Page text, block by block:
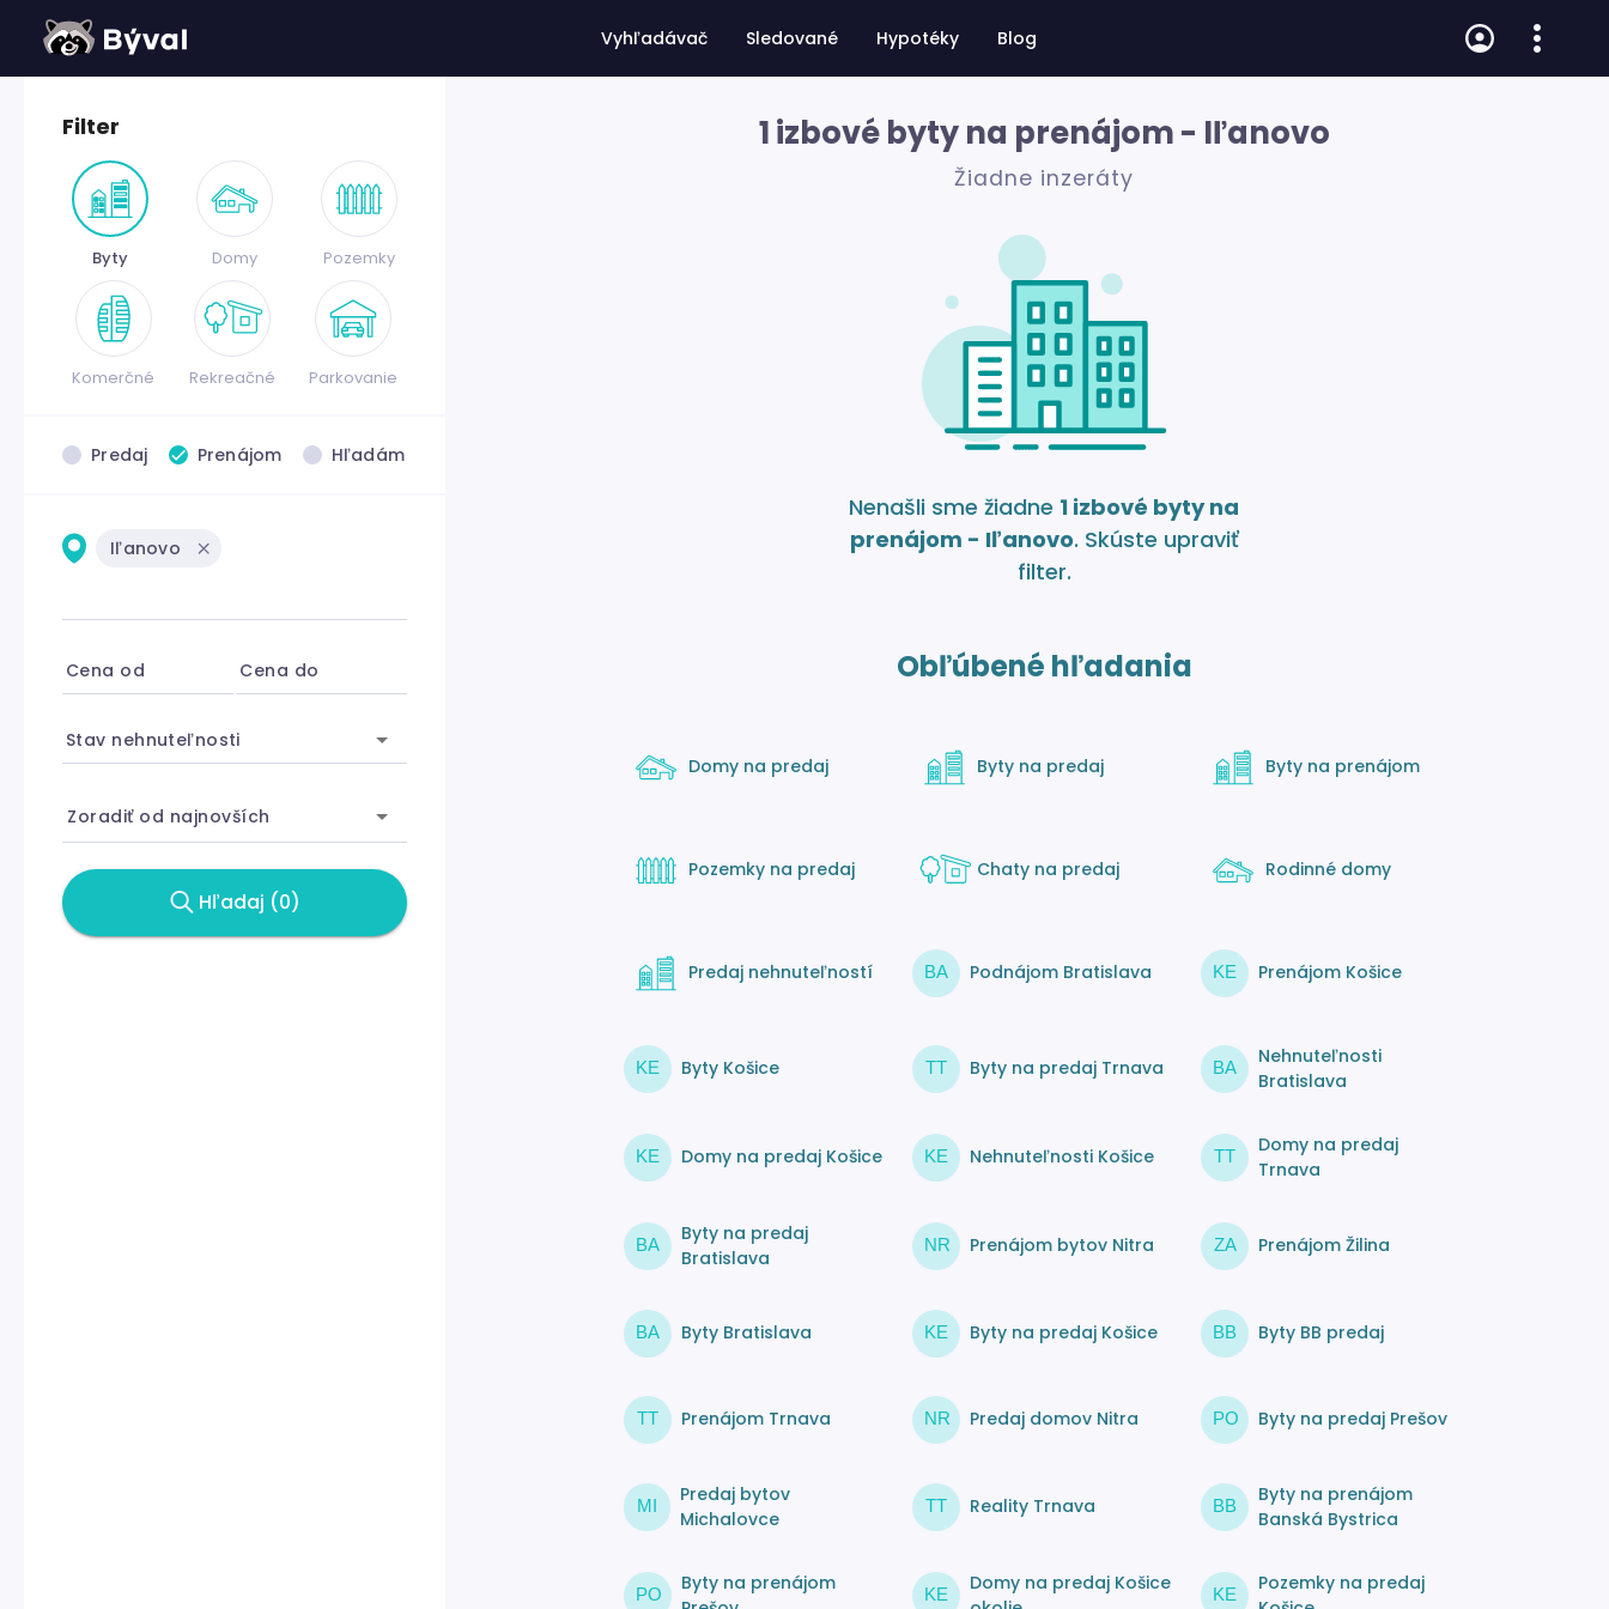
Vyhľadávač Sledované Hypotéky Blog
Filter
Byty Domy Pozemky
Komerčné Rekreačné Parkovanie
Predaj Prenájom Hľadám
Iľanovo
Cena od Cena do
Stav nehnuteľnosti
Zoradiť od najnovších
Hľadaj (0)
1 izbové byty na prenájom - Iľanovo
Žiadne inzeráty
Nenašli sme žiadne 1 izbové byty na
prenájom - Iľanovo. Skúste upraviť
filter.
Obľúbené hľadania
Domy na predaj Byty na predaj Byty na prenájom
Pozemky na predaj Chaty na predaj Rodinné domy
Predaj nehnuteľností BA Podnájom Bratislava KE Prenájom Košice
KE Byty Košice TT Byty na predaj Trnava BA
Nehnuteľnosti
Bratislava
KE Domy na predaj Košice KE Nehnuteľnosti Košice TT
Domy na predaj
Trnava
BA
Byty na predaj
Bratislava
NR Prenájom bytov Nitra ZA Prenájom Žilina
BA Byty Bratislava KE Byty na predaj Košice BB Byty BB predaj
TT Prenájom Trnava NR Predaj domov Nitra PO Byty na predaj Prešov
MI
Predaj bytov
Michalovce
TT Reality Trnava BB
Byty na prenájom
Banská Bystrica
PO
Byty na prenájom
KE
Domy na predaj Košice
KE
Pozemky na predaj